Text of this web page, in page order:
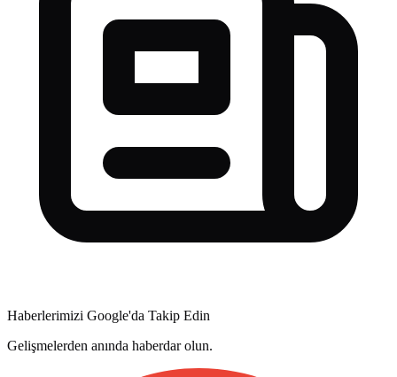
Haberlerimizi Google'da Takip Edin
Gelişmelerden anında haberdar olun.